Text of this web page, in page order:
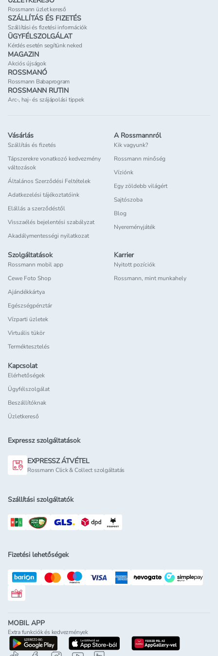
Rossmann üzlet kereső
SZÁLLÍTÁS ÉS FIZETÉS
Szállítási és fizetési információk
ÜGYFÉLSZOLGÁLAT
Kérdés esetén segítünk neked
MAGAZIN
Akciós újságok
ROSSMANÓ
Rossmann Babaprogram
ROSSMANN RUTIN
Arc-, haj- és szájápolási tippek
Vásárlás
Szállítás és fizetés
Tápszerekre vonatkozó kedvezmény
változások
Általános Szerződési Feltételek
Adatkezelési tájékoztatóink
Elállás a szerződéstől
Visszaélés bejelentési szabályzat
Akadálymentességi nyilatkozat
A Rossmannról
Kik vagyunk?
Rossmann minőség
Víziónk
Egy zöldebb világért
Sajtószoba
Blog
Nyereményjáték
Szolgáltatások
Rossmann mobil app
Cewe Foto Shop
Ajándékkártya
Egészségpénztár
Vízparti üzletek
Virtuális tükör
Terméktesztelés
Karrier
Nyitott pozíciók
Rossmann, mint munkahely
Kapcsolat
Elérhetőségek
Ügyfélszolgálat
Beszállítóknak
Üzletkereső
Expressz szolgáltatások
EXPRESSZ ÁTVÉTEL
Rossmann Click & Collect szolgáltatás
Szállítási szolgáltatók
Fizetési lehetőségek
Rossmann ajándékkártya
MOBIL APP
Extra funkciók és kedvezmények
letöltés a google-play-rölletöltés az app-store-ból
letöltés